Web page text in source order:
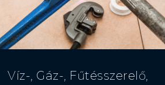
Víz-, Gáz-, Fűtésszerelő,